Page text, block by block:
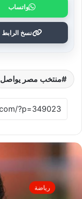
واتساب
نسخ الرابط
منتخب مصر يواصل
رياضة